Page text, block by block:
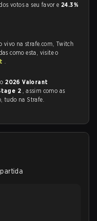
votos a seu favor e 24.3%
vivo na strafe.com, Twitch
como esta, visite o
.
2026 Valorant
2 , assim como as
tudo na Strafe.